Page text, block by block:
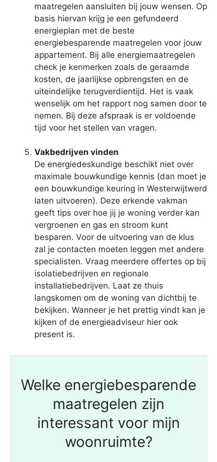
maatregelen aansluiten bij jouw wensen. Op
basis hiervan krijg je een gefundeerd
energieplan met de beste
energiebesparende maatregelen voor jouw
appartement. Bij alle energiemaatregelen
check je kenmerken zoals de geraamde
kosten, de jaarlijkse opbrengsten en de
uiteindelijke terugverdientijd. Het is vaak
wenselijk om het rapport nog samen door te
nemen. Bij deze afspraak is er voldoende
tijd voor het stellen van vragen.
Vakbedrijven vinden
De energiedeskundige beschikt niet over
maximale bouwkundige kennis (dan moet je
een bouwkundige keuring in Westerwijtwerd
laten uitvoeren). Deze erkende vakman
geeft tips over hoe jij je woning verder kan
vergroenen en gas en stroom kunt
besparen. Voor de uitvoering van de klus
zal je contacten moeten leggen met andere
specialisten. Vraag meerdere offertes op bij
isolatiebedrijven en regionale
installatiebedrijven. Laat ze thuis
langskomen om de woning van dichtbij te
bekijken. Wanneer je het prettig vindt kan je
kijken of de energieadviseur hier ook
present is.
Welke energiebesparende
maatregelen zijn
interessant voor mijn
woonruimte?